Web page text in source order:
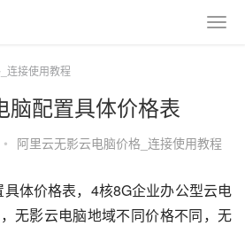
连接使用教程
脑配置具体价格表
• 阿里云无影云电脑价格_连接使用教程
体价格表，4核8G企业办公型云电
无影云电脑地域不同价格不同，无